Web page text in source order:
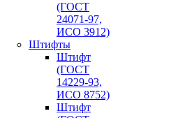
(ГОСТ
24071-97,
ИСО 3912)
Штифты
Штифт
(ГОСТ
14229-93,
ИСО 8752)
Штифт